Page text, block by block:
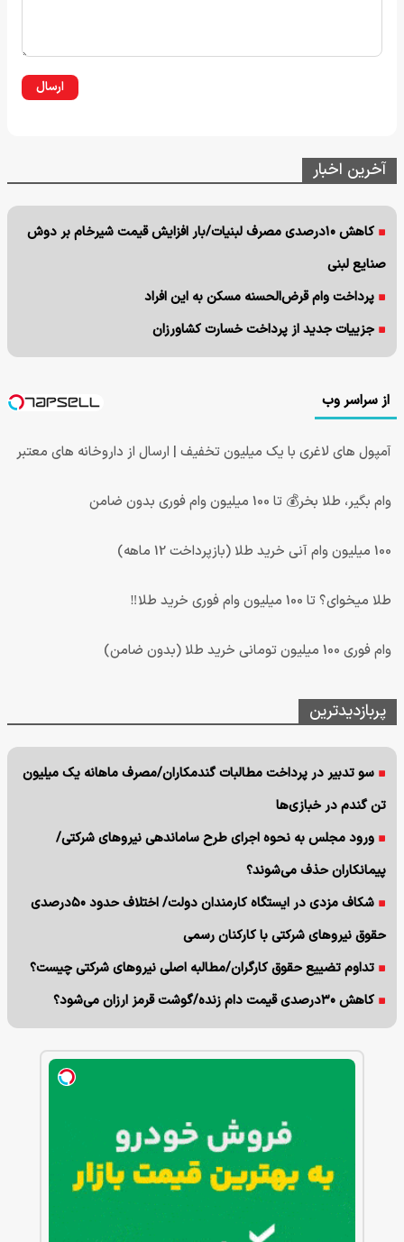
ارسال
آخرین اخبار
کاهش ۱۰درصدی مصرف لبنیات/بار افزایش قیمت شیرخام بر دوش
صنایع لبنی
پرداخت وام قرض‌الحسنه مسکن به این افراد
جزییات جدید از پرداخت خسارت کشاورزان
از سراسر وب
آمپول های لاغری با یک میلیون تخفیف | ارسال از داروخانه های معتبر
وام بگیر، طلا بخر💰 تا 100 میلیون وام فوری بدون ضامن
100 میلیون وام آنی خرید طلا (بازپرداخت 12 ماهه)
طلا میخوای؟ تا 100 میلیون وام فوری خرید طلا‼️
وام فوری 100 میلیون تومانی خرید طلا (بدون ضامن)
پربازدیدترین
سو تدبیر در پرداخت مطالبات گندمکاران/مصرف ماهانه یک میلیون
تن گندم در خبازی‌ها
ورود مجلس به نحوه اجرای طرح ساماندهی نیروهای شرکتی/
پیمانکاران حذف می‌شوند؟
شکاف مزدی در ایستگاه کارمندان دولت/ اختلاف حدود ۵۰درصدی
حقوق نیروهای شرکتی با کارکنان رسمی
تداوم تضییع حقوق کارگران/مطالبه اصلی نیروهای شرکتی چیست؟
کاهش ۳۰درصدی قیمت دام زنده/گوشت قرمز ارزان می‌شود؟